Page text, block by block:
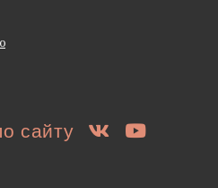
сайту